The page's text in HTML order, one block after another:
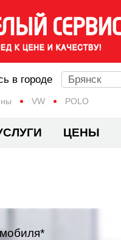
VW POLO
в городе Брянск
ЦЕНЫ